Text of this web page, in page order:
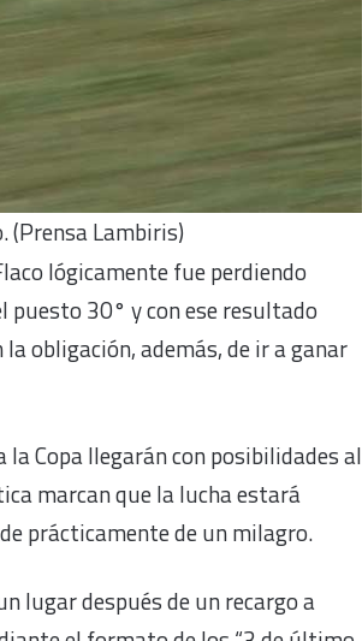
(Prensa Lambiris)
lógicamente fue perdiendo
puesto 30° y con ese resultado
obligación, además, de ir a ganar
la Copa llegarán con posibilidades al
marcan que la lucha estará
prácticamente de un milagro.
lugar después de un recargo a